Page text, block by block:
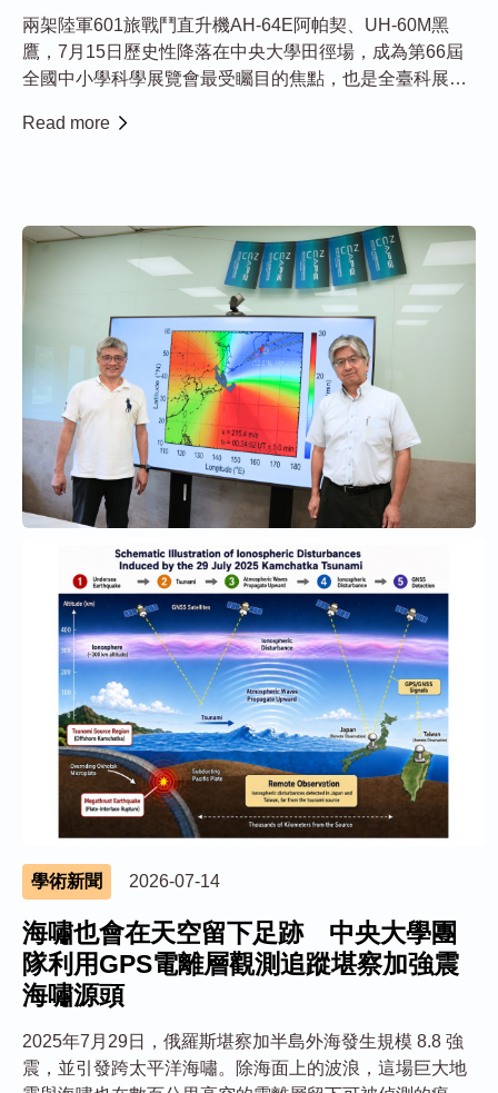
兩架陸軍601旅戰鬥直升機AH-64E阿帕契、UH-60M黑
鷹，7月15日歷史性降落在中央大學田徑場，成為第66屆
全國中小學科學展覽會最受矚目的焦點，也是全臺科展難
離一睹國防科技風采。 睽違十年，由國立臺灣科學教育館
Read more
學術新聞 2026-07-14
海嘯也會在天空留下足跡 中央大學團
隊利用GPS電離層觀測追蹤堪察加強震
海嘯源頭
2025年7月29日，俄羅斯堪察加半島外海發生規模 8.8 強
震，並引發跨太平洋海嘯。除海面上的波浪，這場巨大地